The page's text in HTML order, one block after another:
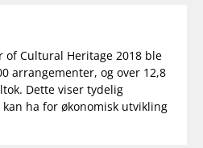
of Cultural Heritage 2018 ble
arrangementer, og over 12,8
Dette viser tydelig
ha for økonomisk utvikling